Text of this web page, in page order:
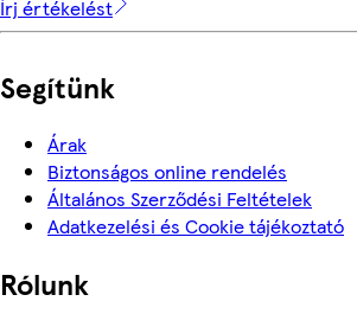
Írj értékelést
Segítünk
Árak
Biztonságos online rendelés
Általános Szerződési Feltételek
Adatkezelési és Cookie tájékoztató
Rólunk